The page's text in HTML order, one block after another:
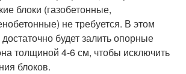
блоки (газобетонные,
не требуется. В этом
будет залить опорные
толщиной 4-6 см, чтобы исключить
блоков.